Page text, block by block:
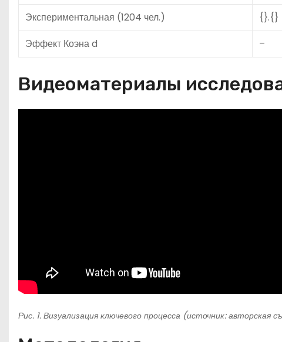
Экспериментальная (1204 чел.)
{}.{}
Эффект Коэна d
–
Видеоматериалы
Рис. 1. Визуализация ключевого процесса (источник: авторская